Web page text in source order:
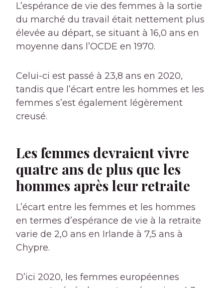
L’espérance de vie des femmes à la sortie
du marché du travail était nettement plus
élevée au départ, se situant à 16,0 ans en
moyenne dans l’OCDE en 1970.
Celui-ci est passé à 23,8 ans en 2020,
tandis que l’écart entre les hommes et les
femmes s’est également légèrement
creusé.
Les femmes devraient vivre
quatre ans de plus que les
hommes après leur retraite
L’écart entre les femmes et les hommes
en termes d’espérance de vie à la retraite
varie de 2,0 ans en Irlande à 7,5 ans à
Chypre.
D’ici 2020, les femmes européennes